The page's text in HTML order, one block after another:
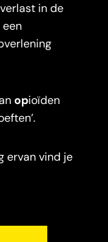
in de
opioïden
ervan vind je